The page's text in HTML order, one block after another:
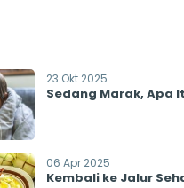
23 Okt 2025
Sedang Marak, Apa
06 Apr 2025
Kembali ke Jalur